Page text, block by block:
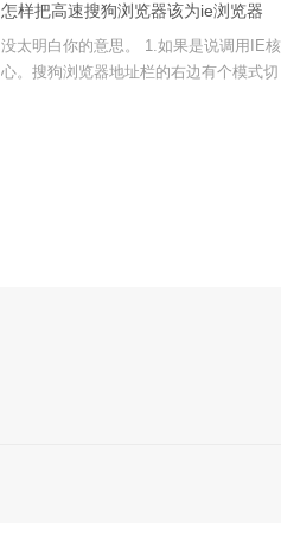
怎样把高速搜狗浏览器该为ie浏览器
没太明白你的意思。 1.如果是说调用IE核
心。搜狗浏览器地址栏的右边有个模式切